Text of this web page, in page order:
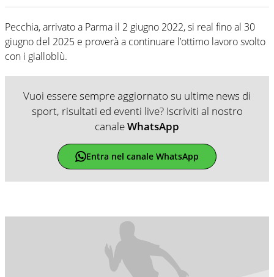
Pecchia, arrivato a Parma il 2 giugno 2022, si real fino al 30
giugno del 2025 e proverà a continuare l’ottimo lavoro svolto
con i gialloblù.
Vuoi essere sempre aggiornato su ultime news di
sport, risultati ed eventi live? Iscriviti al nostro
canaleWhatsApp
Entra nel canale WhatsApp